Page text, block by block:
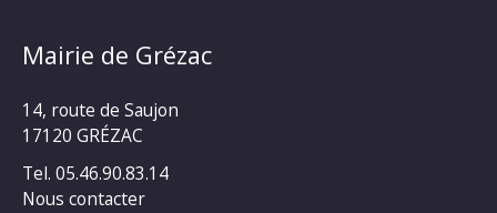
Mairie de Grézac
14, route de Saujon
17120 GRÉZAC
Tel. 05.46.90.83.14
Nous contacter